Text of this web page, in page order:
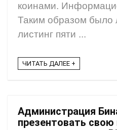
коинами.
Таким образом было
листинг пяти ...
ЧИТАТЬ ДАЛЕЕ +
Администрация
презентовать свою